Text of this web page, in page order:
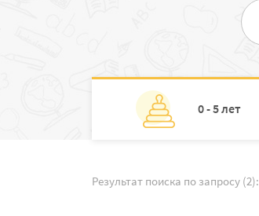
0 - 5 лет
Результат поиска по запросу (2):